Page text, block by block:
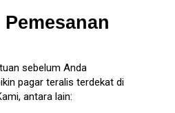
sebelum Anda
pagar teralis terdekat di
antara lain: